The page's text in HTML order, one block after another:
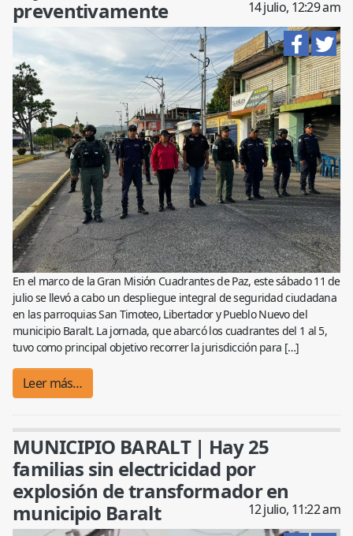
preventivamente
14 julio, 12:29 am
En el marco de la Gran Misión Cuadrantes de Paz, este sábado 11 de
julio se llevó a cabo un despliegue integral de seguridad ciudadana
en las parroquias San Timoteo, Libertador y Pueblo Nuevo del
municipio Baralt. La jornada, que abarcó los cuadrantes del 1 al 5,
tuvo como principal objetivo recorrer la jurisdicción para […]
Leer más…
MUNICIPIO BARALT | Hay 25
familias sin electricidad por
explosión de transformador en
municipio Baralt
12 julio, 11:22 am